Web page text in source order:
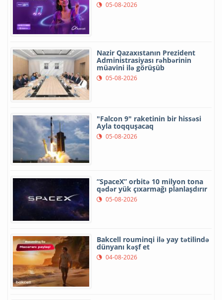
05-08-2026
Nazir Qazaxıstanın Prezident
Administrasiyası rəhbərinin
müavini ilə görüşüb
05-08-2026
"Falcon 9" raketinin bir hissəsi
Ayla toqquşacaq
05-08-2026
“SpaceX” orbitə 10 milyon tona
qədər yük çıxarmağı planlaşdırır
05-08-2026
Bakcell rouminqi ilə yay tətilində
dünyanı kəşf et
04-08-2026